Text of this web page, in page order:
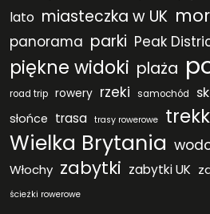
lato miasteczka w UK
panorama parki Peak
piękne widoki plaża
road trip rowery rzeki samochód
słońce trasa trasy rowerowe
Wielka Brytania
Włochy zabytki zabytki UK
ścieżki rowerowe